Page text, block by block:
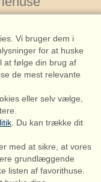
Lønne
Vi bruger dem i
for at huske
at følge din brug af
de mest relevante
eller selv vælge,
. Du kan trække dit
med at sikre, at vores
grundlæggende
listen af favorithuse.